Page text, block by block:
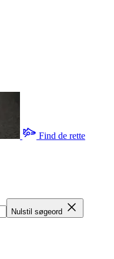
Find de rette
Nulstil søgeord